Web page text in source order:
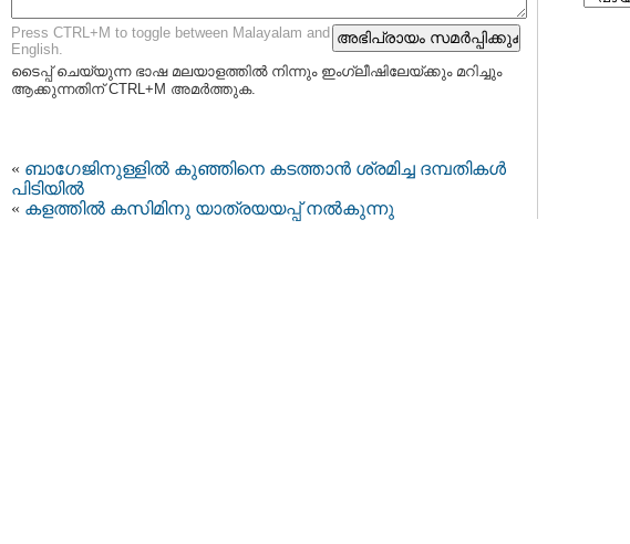
Press CTRL+M to toggle between Malayalam and
English.
ടൈപ്പ്‌ ചെയ്യുന്ന ഭാഷ മലയാളത്തില്‍ നിന്നും ഇംഗ്ലീഷിലേയ്ക്കും മറിച്ചും
ആക്കുന്നതിന് CTRL+M അമര്‍ത്തുക.
« ബാഗേജിനുള്ളില്‍ കുഞ്ഞിനെ കടത്താന്‍ ശ്രമിച്ച ദമ്പതികള്‍
പിടിയില്‍
« കളത്തില്‍ കസിമിനു യാത്രയയപ്പ് നല്‍കുന്നു